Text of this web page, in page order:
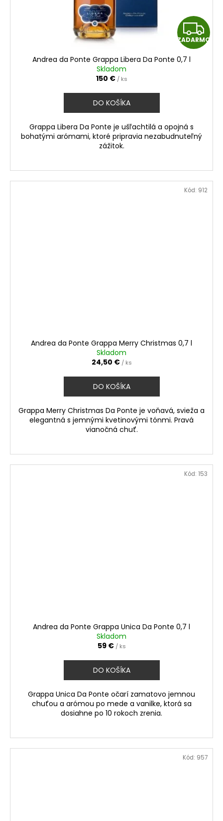
Z
A
ZADARMO
Andrea da Ponte Grappa Libera Da Ponte 0,7 l
Skladom
150 € / ks
DO KOŠÍKA
Grappa Libera Da Ponte je ušľachtilá a opojná s
bohatými arómami, ktoré pripravia nezabudnuteľný
zážitok.
Andrea da Ponte Grappa Merry Christmas 0,7 l
Skladom
24,50 € / ks
DO KOŠÍKA
Grappa Merry Christmas Da Ponte je voňavá, svieža a
elegantná s jemnými kvetinovými tónmi. Pravá
vianočná chuť.
Kód: 912
Andrea da Ponte Grappa Unica Da Ponte 0,7 l
Skladom
59 € / ks
DO KOŠÍKA
Grappa Unica Da Ponte očarí zamatovo jemnou
chuťou a arómou po mede a vanilke, ktorá sa
dosiahne po 10 rokoch zrenia.
Kód: 153
Kód: 957